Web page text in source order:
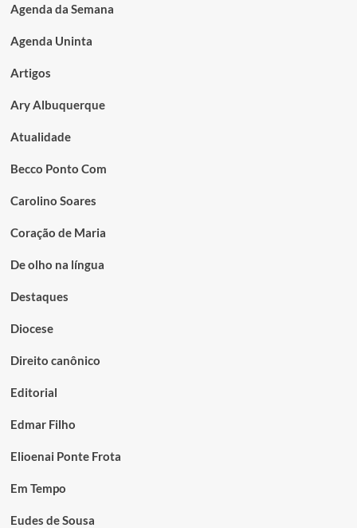
Agenda da Semana
Agenda Uninta
Artigos
Ary Albuquerque
Atualidade
Becco Ponto Com
Carolino Soares
Coração de Maria
De olho na língua
Destaques
Diocese
Direito canônico
Editorial
Edmar Filho
Elioenai Ponte Frota
Em Tempo
Eudes de Sousa